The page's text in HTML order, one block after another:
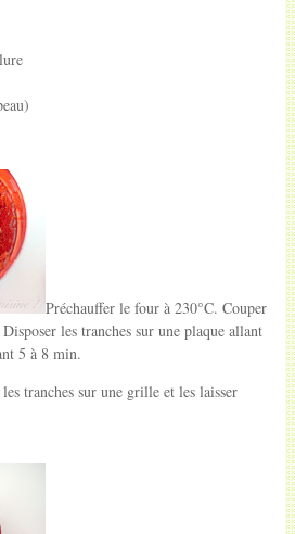
Préchauffer le four à 230°C. Couper
les tranches sur une plaque allant
5 à 8 min.
tranches sur une grille et les laisser